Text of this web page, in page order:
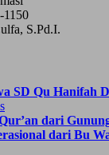
1150
S.Pd.I.
SD Qu Hanifah
dari
dari Bu